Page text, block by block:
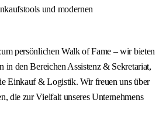
und modernen
persönlichen Walk of Fame – wir bieten
in den Bereichen Assistenz & Sekretariat,
Einkauf & Logistik. Wir freuen uns über
die zur Vielfalt unseres Unternehmens